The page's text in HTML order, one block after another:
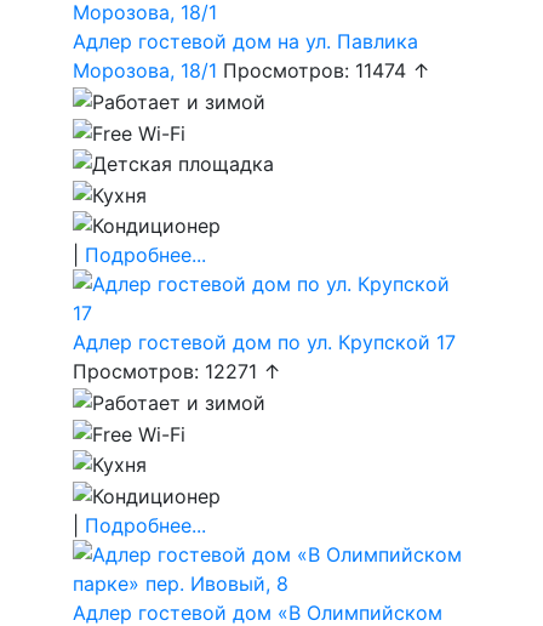
Адлер гостевой дом на ул. Павлика
Морозова, 18/1 Просмотров: 11474 ↑
Подробнее...
Адлер гостевой дом по ул. Крупской 17
Просмотров: 12271 ↑
Подробнее...
Адлер гостевой дом «В Олимпийском